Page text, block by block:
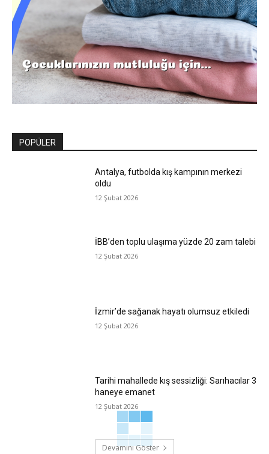
POPÜLER
Antalya, futbolda kış kampının merkezi
oldu
12 Şubat 2026
İBB’den toplu ulaşıma yüzde 20 zam talebi
12 Şubat 2026
İzmir’de sağanak hayatı olumsuz etkiledi
12 Şubat 2026
Tarihi mahallede kış sessizliği: Sarıhacılar 3
haneye emanet
12 Şubat 2026
Devamını Göster